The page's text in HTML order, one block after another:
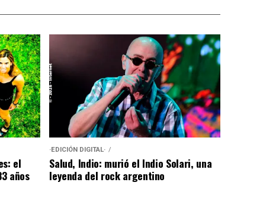
el
años
·EDICIÓN DIGITAL·
Salud, Indio: murió el Indio Solari, una
leyenda del rock argentino